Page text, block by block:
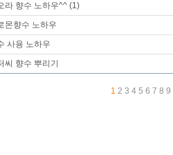
라 향수 노하우^^ (1)
몬향수 노하우
사용 노하우
씨 향수 뿌리기
1 2 3 4 5 6 7 8 9